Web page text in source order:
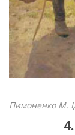
Пимоненко М.